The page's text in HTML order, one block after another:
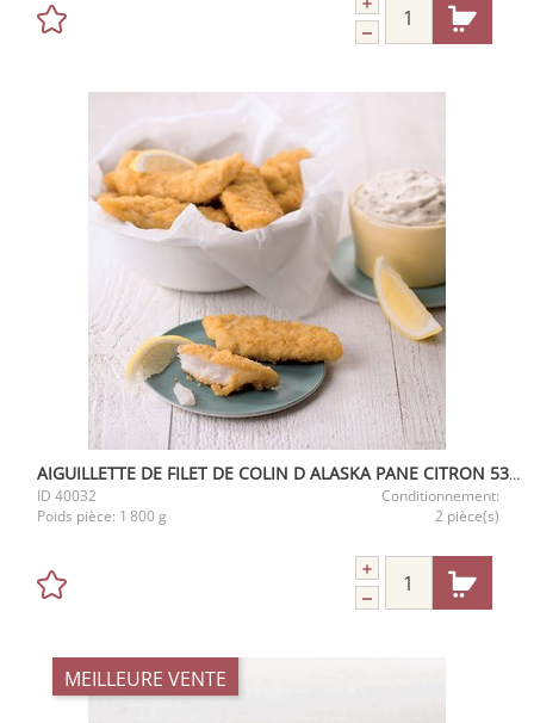
AIGUILLETTE DE FILET DE COLIN D ALASKA PANE CITRON 53G S/ARETE
ID 40032
Conditionnement:
Poids pièce: 1 800 g 2 pièce(s)
MEILLEURE VENTE